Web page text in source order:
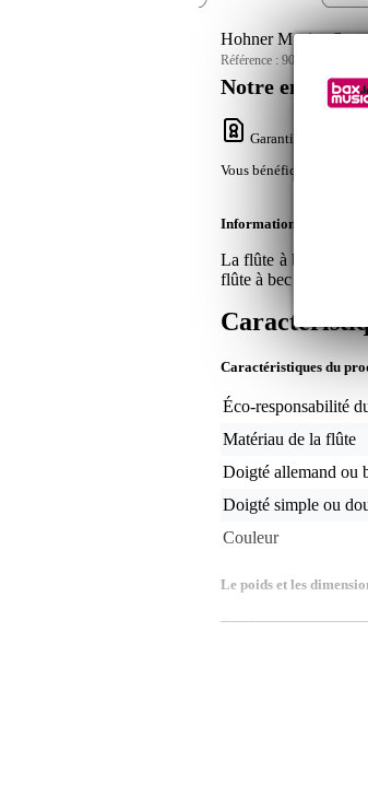
Hohner Musica flute
Référence : 9000-0004-1633
Notre
Garantie Bax Music
Vous bénéficiez de 3
Informations
La flûte à bec
flûte à bec est
Caractéristiques du
Éco-responsabilité
Matériau de la flûte
Doigté allemand ou
Doigté simple ou
Couleur
Le poids et les
Poids(emballage inclus)